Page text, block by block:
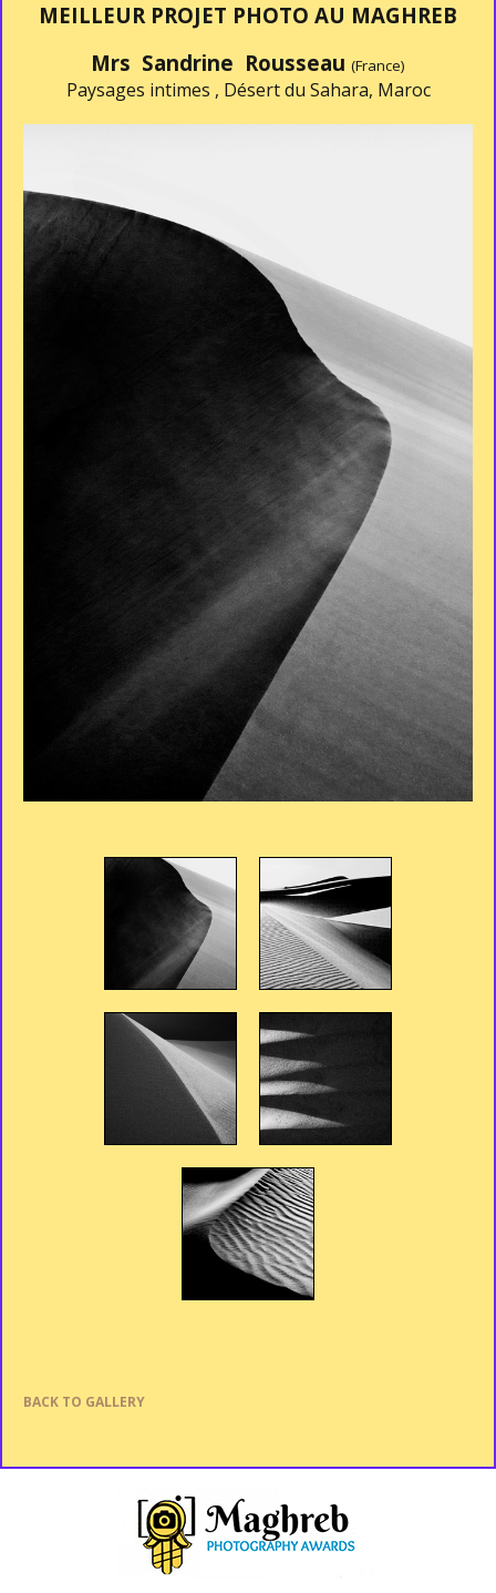
MEILLEUR PROJET PHOTO AU MAGHREB
Mrs Sandrine Rousseau (France)
Paysages intimes , Désert du Sahara, Maroc
BACK TO GALLERY